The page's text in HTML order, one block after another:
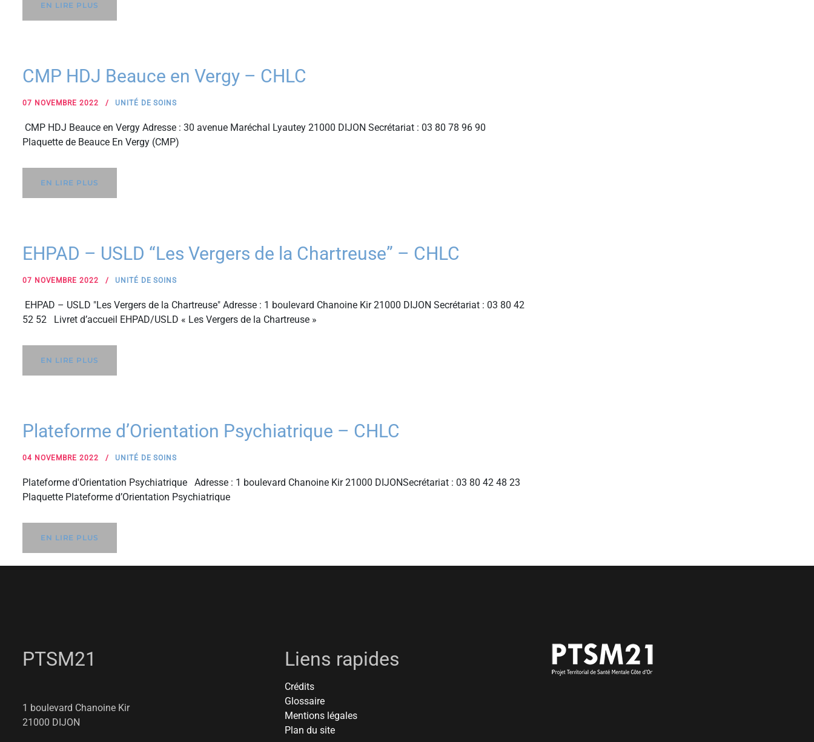
EN LIRE PLUS
CMP HDJ Beauce en Vergy – CHLC
07 NOVEMBRE 2022 UNITÉ DE SOINS
CMP HDJ Beauce en Vergy Adresse : 30 avenue Maréchal Lyautey 21000 DIJON Secrétariat : 03 80 78 96 90
Plaquette de Beauce En Vergy (CMP)
EN LIRE PLUS
EHPAD – USLD “Les Vergers de la Chartreuse” – CHLC
07 NOVEMBRE 2022 UNITÉ DE SOINS
EHPAD – USLD "Les Vergers de la Chartreuse" Adresse : 1 boulevard Chanoine Kir 21000 DIJON Secrétariat : 03 80 42
52 52 Livret d’accueil EHPAD/USLD « Les Vergers de la Chartreuse »
EN LIRE PLUS
Plateforme d’Orientation Psychiatrique – CHLC
04 NOVEMBRE 2022 UNITÉ DE SOINS
Plateforme d'Orientation Psychiatrique Adresse : 1 boulevard Chanoine Kir 21000 DIJONSecrétariat : 03 80 42 48 23
Plaquette Plateforme d’Orientation Psychiatrique
EN LIRE PLUS
PTSM21
1 boulevard Chanoine Kir
21000 DIJON
Liens rapides
Crédits
Glossaire
Mentions légales
Plan du site